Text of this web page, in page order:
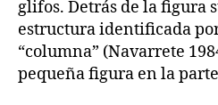
glifos. Detrás de la figura
estructura identificada
“columna” (Navarrete
pequeña figura en la